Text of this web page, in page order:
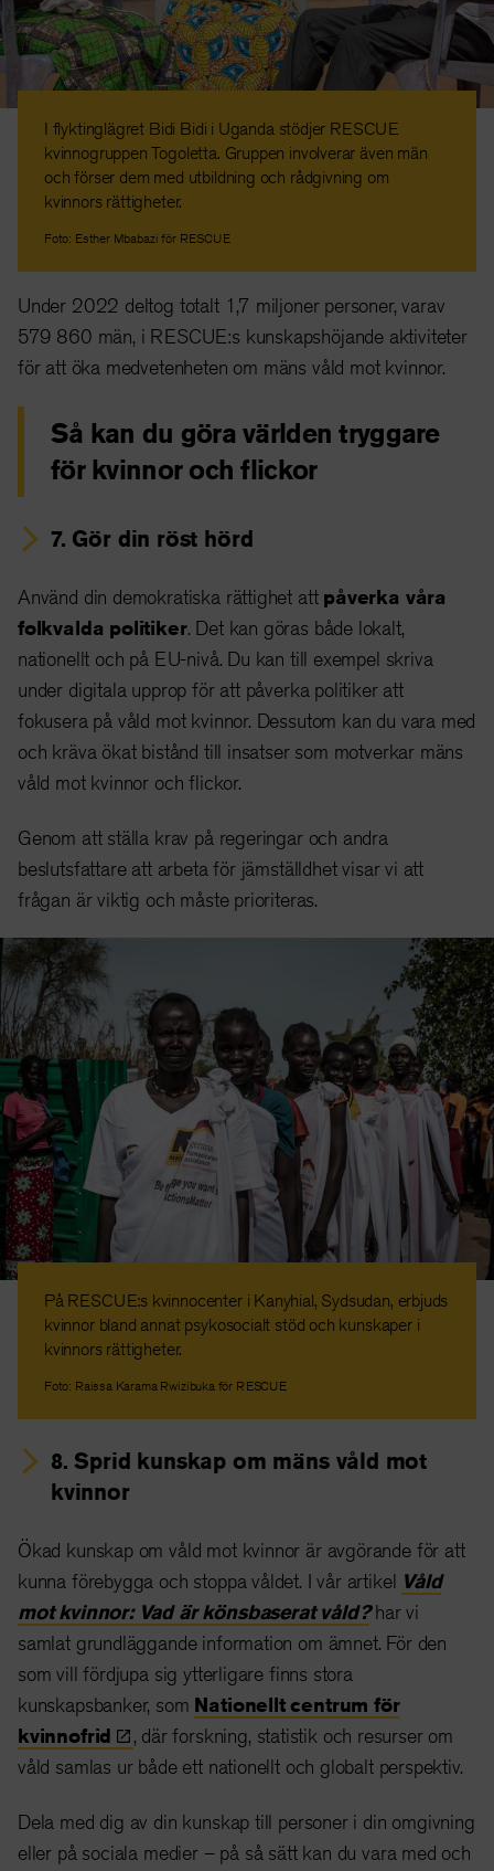
I flyktinglägret Bidi Bidi i Uganda stödjer RESCUE
kvinnogruppen Togoletta. Gruppen involverar även män
och förser dem med utbildning och rådgivning om
kvinnors rättigheter.
Foto: Esther Mbabazi för RESCUE
Under 2022 deltog totalt 1,7 miljoner personer, varav
579 860 män, i RESCUE:s kunskapshöjande aktiviteter
för att öka medvetenheten om mäns våld mot kvinnor.
Så kan du göra världen tryggare
för kvinnor och flickor
7. Gör din röst hörd
Använd din demokratiska rättighet att påverka våra
folkvalda politiker. Det kan göras både lokalt,
nationellt och på EU-nivå. Du kan till exempel skriva
under digitala upprop för att påverka politiker att
fokusera på våld mot kvinnor. Dessutom kan du vara med
och kräva ökat bistånd till insatser som motverkar mäns
våld mot kvinnor och flickor.
Genom att ställa krav på regeringar och andra
beslutsfattare att arbeta för jämställdhet visar vi att
frågan är viktig och måste prioriteras.
På RESCUE:s kvinnocenter i Kanyhial, Sydsudan, erbjuds
kvinnor bland annat psykosocialt stöd och kunskaper i
kvinnors rättigheter.
Foto: Raissa Karama Rwizibuka för RESCUE
8. Sprid kunskap om mäns våld mot
kvinnor
Ökad kunskap om våld mot kvinnor är avgörande för att
kunna förebygga och stoppa våldet. I vår artikel Våld
mot kvinnor: Vad är könsbaserat våld?har vi
samlat grundläggande information om ämnet. För den
som vill fördjupa sig ytterligare finns stora
kunskapsbanker, som Nationellt centrum för
kvinnofrid
, där forskning, statistik och resurser om
våld samlas ur både ett nationellt och globalt perspektiv.
Dela med dig av din kunskap till personer i din omgivning
eller på sociala medier – på så sätt kan du vara med och